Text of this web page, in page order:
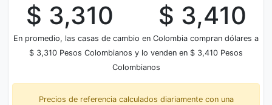
$ 3,310 $ 3,410
En promedio, las casas de cambio en Colombia compran dólares a
$ 3,310 Pesos Colombianos y lo venden en $ 3,410 Pesos
Colombianos
Precios de referencia calculados diariamente con una